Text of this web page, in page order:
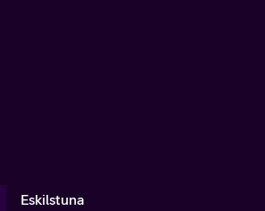
Eskilstuna